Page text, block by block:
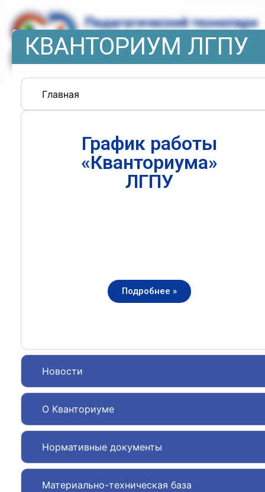
КВАНТОРИУМ ЛГПУ
Главная
Новости
О Кванториуме
Нормативные документы
Материально-техническая база
График работы
«Кванториума»
ЛГПУ
Подробнее »